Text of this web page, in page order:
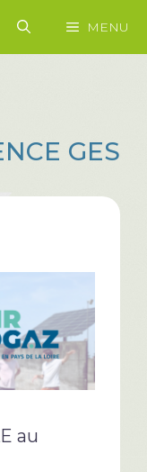
MENU
GES
au